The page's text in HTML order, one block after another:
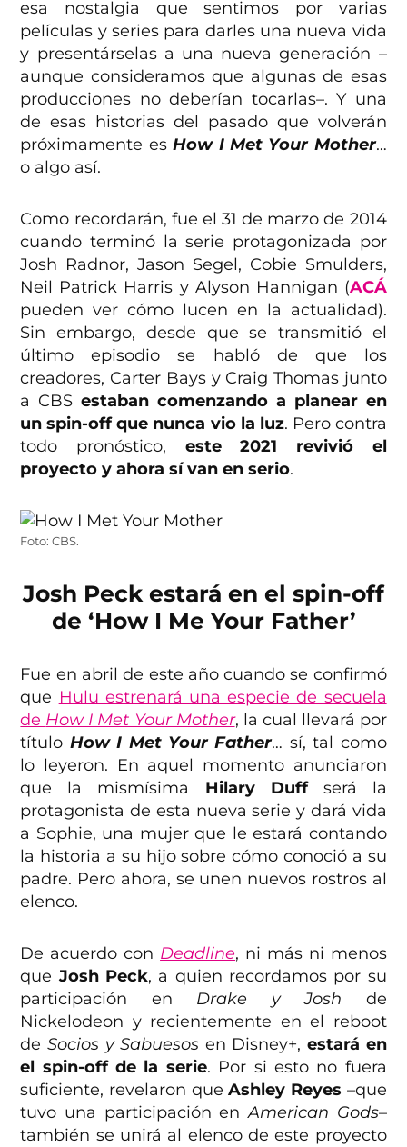
esa nostalgia que sentimos por varias
películas y series para darles una nueva vida
y presentárselas a una nueva generación –
aunque consideramos que algunas de esas
producciones no deberían tocarlas–. Y una
de esas historias del pasado que volverán
próximamente esHow I Met Your Mother…
o algo así.
Como recordarán, fue el 31 de marzo de 2014
cuando terminó la serie protagonizada por
Josh Radnor, Jason Segel, Cobie Smulders,
Neil Patrick Harris y Alyson Hannigan (ACÁ
pueden ver cómo lucen en la actualidad).
Sin embargo, desde que se transmitió el
último episodio se habló de que los
creadores, Carter Bays y Craig Thomas junto
a CBS estaban comenzando a planear en
un spin-off que nunca vio la luz. Pero contra
todo pronóstico, este 2021 revivió el
proyecto y ahora sí van en serio.
Foto: CBS.
Josh Peck estará en el spin-off
de ‘How I Me Your Father’
Fue en abril de este año cuando se confirmó
que Hulu estrenará una especie de secuela
de How I Met Your Mother, la cual llevará por
título How I Met Your Father… sí, tal como
lo leyeron. En aquel momento anunciaron
que la mismísima Hilary Duffserá la
protagonista de esta nueva serie y dará vida
a Sophie, una mujer que le estará contando
la historia a su hijo sobre cómo conoció a su
padre. Pero ahora, se unen nuevos rostros al
elenco.
De acuerdo con Deadline, ni más ni menos
que Josh Peck, a quien recordamos por su
participación en Drake y Josh de
Nickelodeon y recientemente en el reboot
deSocios y Sabuesos en Disney+,estará en
el spin-off de la serie. Por si esto no fuera
suficiente, revelaron queAshley Reyes –que
tuvo una participación enAmerican Gods–
también se unirá al elenco de este proyecto